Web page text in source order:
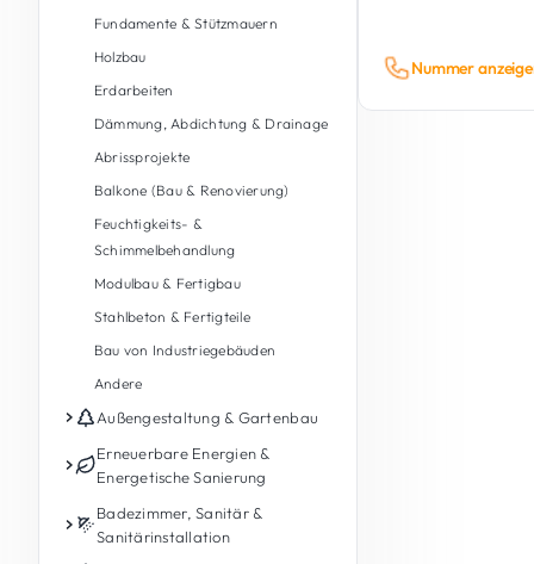
Fundamente & Stützmauern
Holzbau
Erdarbeiten
Dämmung, Abdichtung & Drainage
Abrissprojekte
Balkone (Bau & Renovierung)
Feuchtigkeits- &
Schimmelbehandlung
Modulbau & Fertigbau
Stahlbeton & Fertigteile
Bau von Industriegebäuden
Andere
Außengestaltung & Gartenbau
Gartenpflege
Gartengestaltung &
Landschaftsbau
Außengestaltung
Erneuerbare Energien &
Energetische Sanierung
Photovoltaik
Energiespeicherbatterie
Badezimmer, Sanitär &
Sanitärinstallation
Nummer